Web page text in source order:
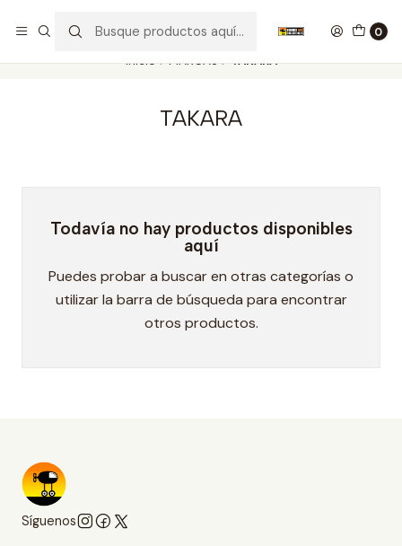
0
Inicio MARCAS TAKARA
TAKARA
Todavía no hay productos disponibles
aquí
Puedes probar a buscar en otras categorías o
utilizar la barra de búsqueda para encontrar
otros productos.
Síguenos